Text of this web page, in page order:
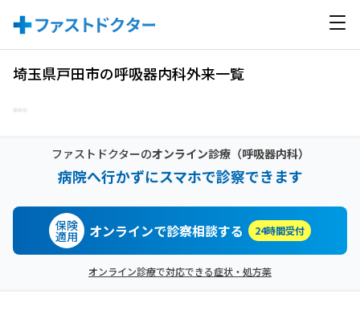
埼玉県戸田市の呼吸器内科外来一覧
ファストドクターのオンライン診療（呼吸器内科）
病院へ行かずにスマホで診察できます
保険
適用 オンラインで診察相談する 24時間受付
オンライン診療で対応できる症状・処方薬